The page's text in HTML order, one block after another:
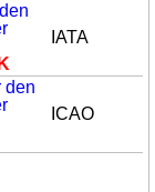
IATA
den
ICAO